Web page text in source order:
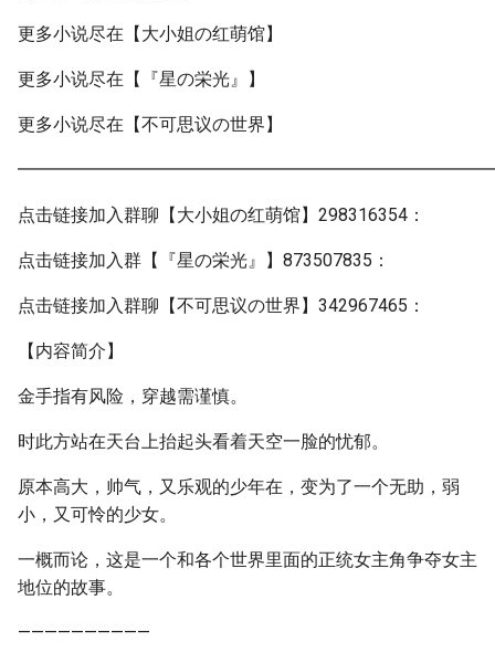
更多小说尽在【大小姐の红萌馆】
更多小说尽在【『星の栄光』】
更多小说尽在【不可思议の世界】
点击链接加入群聊【大小姐の红萌馆】298316354：
点击链接加入群【『星の栄光』】873507835：
点击链接加入群聊【不可思议の世界】342967465：
【内容简介】
金手指有风险，穿越需谨慎。
时此方站在天台上抬起头看着天空一脸的忧郁。
原本高大，帅气，又乐观的少年在，变为了一个无助，弱
小，又可怜的少女。
一概而论，这是一个和各个世界里面的正统女主角争夺女主
地位的故事。
——————————